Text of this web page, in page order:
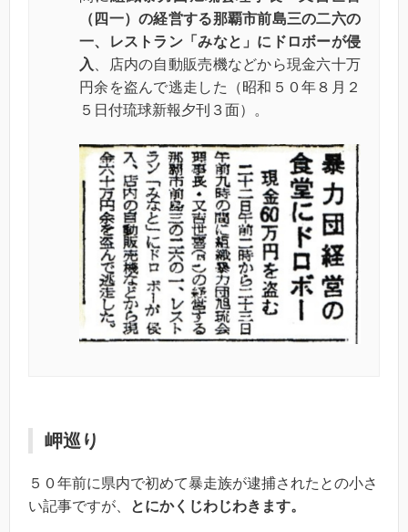
（四一）の経営する那覇市前島三の二六の
一、レストラン「みなと」にドロボーが侵
入
、店内の自動販売機などから現金六十万
円余を盗んで逃走した（昭和５０年８月２
５日付琉球新報夕刊３面）。
岬巡り
５０年前に県内で初めて暴走族が逮捕されたとの小さ
い記事ですが、
とにかくじわじわきます。